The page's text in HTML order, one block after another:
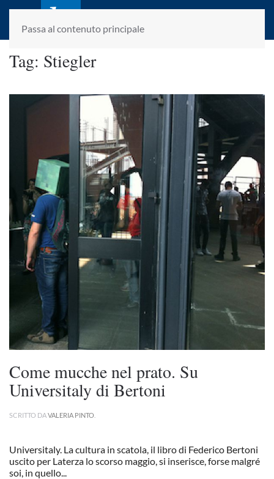
Passa al contenuto principale
laletteraturaenoi.it
fondato da Romano Luperini
Tag: Stiegler
Come mucche nel prato. Su
Universitaly di Bertoni
SCRITTO DAVALERIA PINTO
Universitaly. La cultura in scatola, il libro di Federico Bertoni
uscito per Laterza lo scorso maggio, si inserisce, forse malgré
soi, in quello...